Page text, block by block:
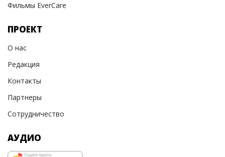
Фильмы EverCare
ПРОЕКТ
О нас
Редакция
Контакты
Партнеры
Сотрудничество
АУДИО